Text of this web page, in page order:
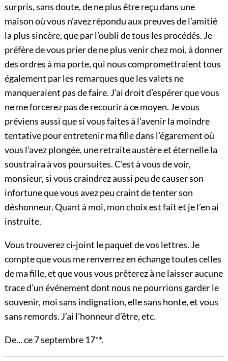
surpris, sans doute, de ne plus être reçu dans une
maison où vous n’avez répondu aux preuves de l’amitié
la plus sincère, que par l’oubli de tous les procédés. Je
préfère de vous prier de ne plus venir chez moi, à donner
des ordres à ma porte, qui nous compromettraient tous
également par les remarques que les valets ne
manqueraient pas de faire. J’ai droit d’espérer que vous
ne me forcerez pas de recourir à ce moyen. Je vous
préviens aussi que si vous faites à l’avenir la moindre
tentative pour entretenir ma fille dans l’égarement où
vous l’avez plongée, une retraite austère et éternelle la
soustraira à vos poursuites. C’est à vous de voir,
monsieur, si vous craindrez aussi peu de causer son
infortune que vous avez peu craint de tenter son
déshonneur. Quant à moi, mon choix est fait et je l’en ai
instruite.
Vous trouverez ci-joint le paquet de vos lettres. Je
compte que vous me renverrez en échange toutes celles
de ma fille, et que vous vous prêterez à ne laisser aucune
trace d’un événement dont nous ne pourrions garder le
souvenir, moi sans indignation, elle sans honte, et vous
sans remords. J’ai l’honneur d’être, etc.
De... ce 7 septembre 17**.